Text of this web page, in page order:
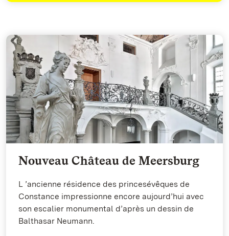
Nouveau Château de Meersburg
L ’ancienne résidence des princesévêques de
Constance impressionne encore aujourd’hui avec
son escalier monumental d’après un dessin de
Balthasar Neumann.